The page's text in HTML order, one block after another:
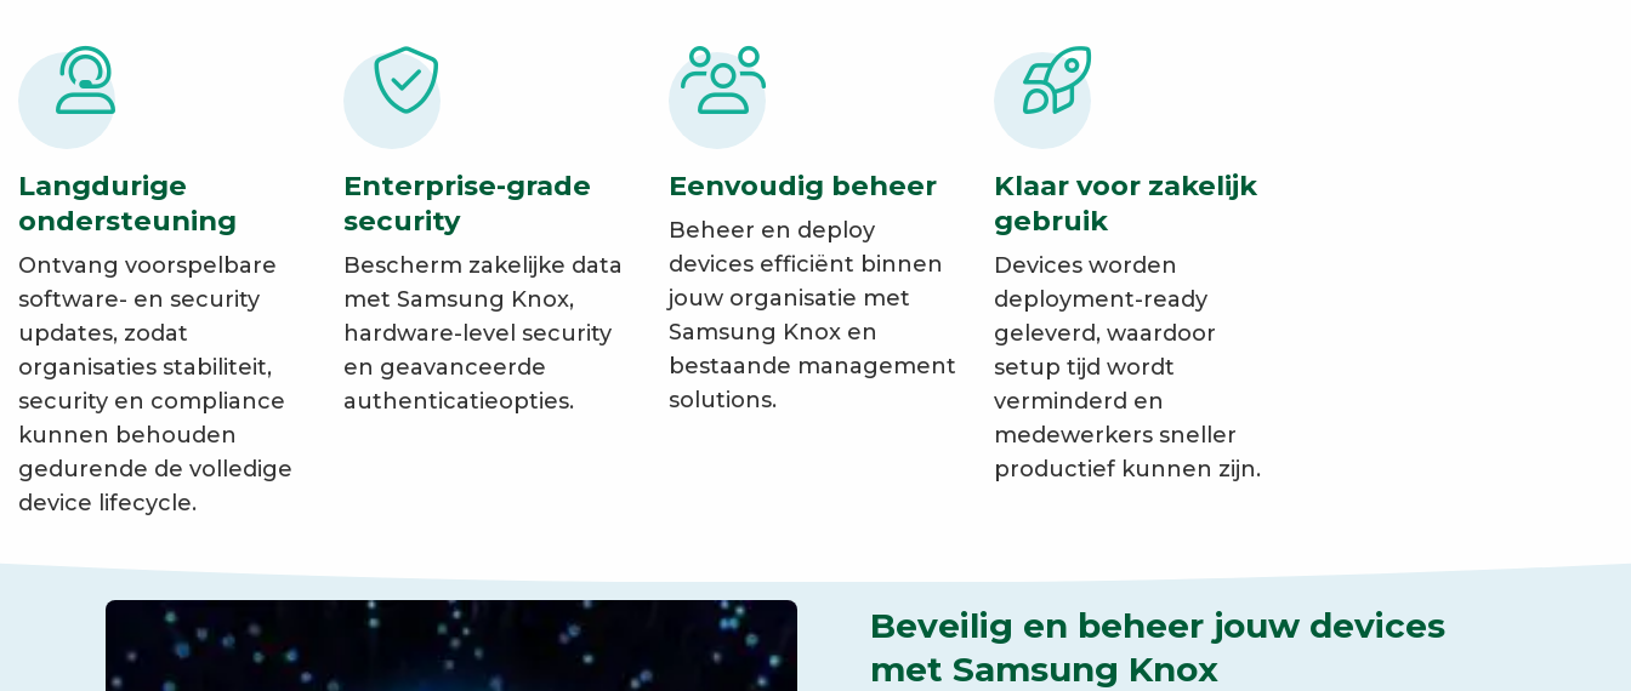
Langdurige
ondersteuning
Ontvang voorspelbare
software- en security
updates, zodat
organisaties stabiliteit,
security en compliance
kunnen behouden
gedurende de volledige
device lifecycle.
Enterprise-grade
security
Bescherm zakelijke data
met Samsung Knox,
hardware-level security
en geavanceerde
authenticatieopties.
Eenvoudig beheer
Beheer en deploy
devices efficiënt binnen
jouw organisatie met
Samsung Knox en
bestaande management
solutions.
Klaar voor zakelijk
gebruik
Devices worden
deployment-ready
geleverd, waardoor
setup tijd wordt
verminderd en
medewerkers sneller
productief kunnen zijn.
Beveilig en beheer jouw devices
met Samsung Knox